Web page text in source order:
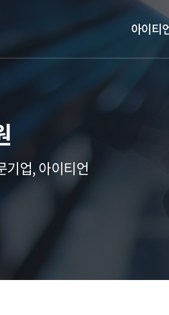
아이티
기업, 아이티언